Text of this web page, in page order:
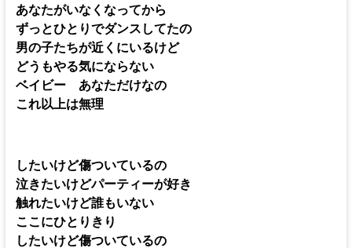
あなたがいなくなってから
ずっとひとりでダンスしてたの
男の子たちが近くにいるけど
どうもやる気にならない
ベイビー あなただけなの
これ以上は無理
したいけど傷ついているの
泣きたいけどパーティーが好き
触れたいけど誰もいない
ここにひとりきり
したいけど傷ついているの